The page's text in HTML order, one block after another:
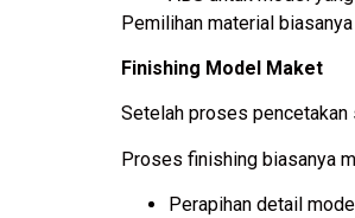
Pemilihan material
Finishing Model Maket
Setelah proses pencetakan
Proses finishing biasanya
Perapihan detail